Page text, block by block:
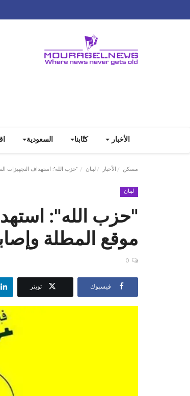
الأخبار كتّابنا السعودية
مسكن الأخبار لبنان "حزب الله": استهداف التجهيزات
لبنان
"حزب الله":
موقع المطلة
0
فيسبوك تويتر